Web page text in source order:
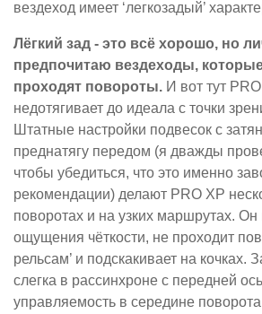
вездеход имеет ‘легкозадый’
Лёгкий зад - это всё хорошо, но
предпочитаю вездеходы,
проходят повороты. И вот тут
недотягивает до идеала с точки
Штатные настройки подвесок с
преднатягу передом (я дважды
чтобы убедиться, что это именно
рекомендации) делают PRO XP
поворотах и на узких маршрутах.
ощущения чёткости, не проходит
рельсам’ и подскакивает на кочках.
слегка в рассинхроне с передней
управляемость в середине